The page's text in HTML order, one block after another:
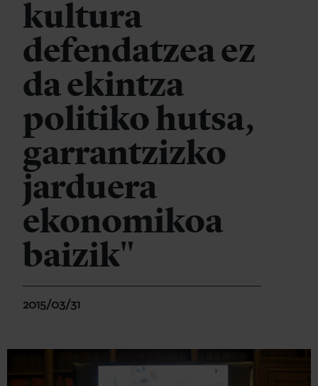
kultura
defendatzea ez
da ekintza
politiko hutsa,
garrantzizko
jarduera
ekonomikoa
baizik"
2015/03/31